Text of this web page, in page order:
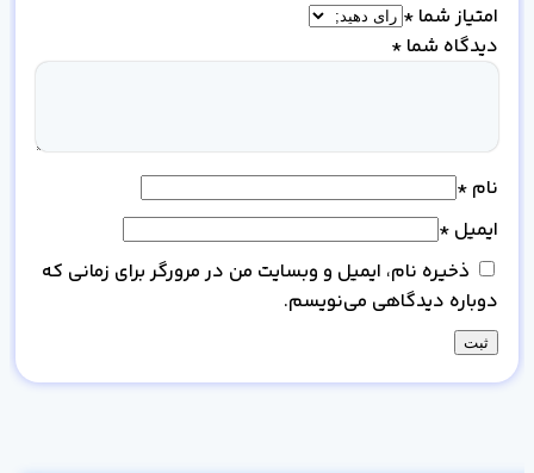
امتیاز شما *
دیدگاه شما *
نام *
ایمیل *
ذخیره نام، ایمیل و وبسایت من در مرورگر برای زمانی که
دوباره دیدگاهی می‌نویسم.